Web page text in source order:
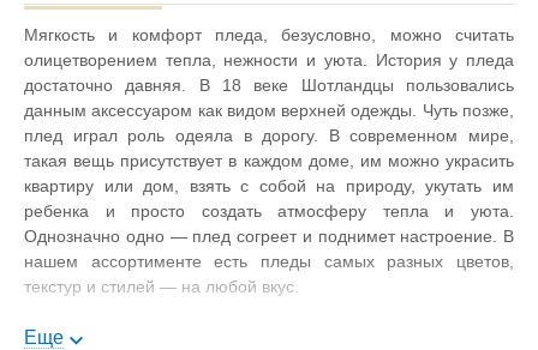
Мягкость и комфорт пледа, безусловно, можно считать
олицетворением тепла, нежности и уюта. История у пледа
достаточно давняя. В 18 веке Шотландцы пользовались
данным аксессуаром как видом верхней одежды. Чуть позже,
плед играл роль одеяла в дорогу. В современном мире,
такая вещь присутствует в каждом доме, им можно украсить
квартиру или дом, взять с собой на природу, укутать им
ребенка и просто создать атмосферу тепла и уюта.
Однозначно одно — плед согреет и поднимет настроение. В
нашем ассортименте есть пледы самых разных цветов,
текстур и стилей — на любой вкус.
Преимущества:
Еще